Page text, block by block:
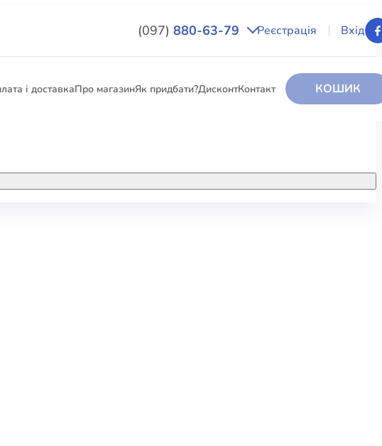
(097) 880-63-79 Реєстрація Вхід
і доставкаПро магазинЯк придбати?ДисконтКонтакт КОШИК
КНИГИ
В КОМПЛЕКТІ